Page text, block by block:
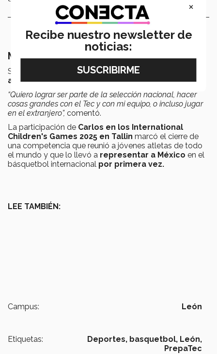
Mirando hacia adelante
Sobre su futuro, Carlos definió este torneo como
apenas el comienzo.
“Quiero lograr ser parte de la selección nacional, hacer
cosas grandes con el Tec y con mi equipo, o incluso jugar
en el extranjero”, comentó.
La participación de Carlos en los International
Children's Games 2025 en Tallin marcó el cierre de
una competencia que reunió a jóvenes atletas de todo
el mundo y que lo llevó a representar a México en el
básquetbol internacional por primera vez.
LEE TAMBIÉN:
Campus: León
Etiquetas: Deportes, basquetbol, León,
PrepaTec
×
Recibe nuestro newsletter de
noticias: